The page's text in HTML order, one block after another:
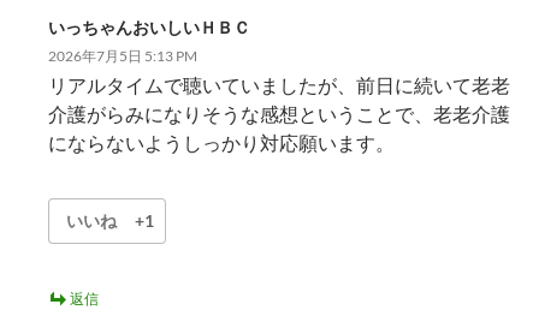
いっちゃんおいしいＨＢＣ
2026年7月5日 5:13 PM
リアルタイムで聴いていましたが、前日に続いて老老
介護がらみになりそうな感想ということで、老老介護
にならないようしっかり対応願います。
いいね +1
返信